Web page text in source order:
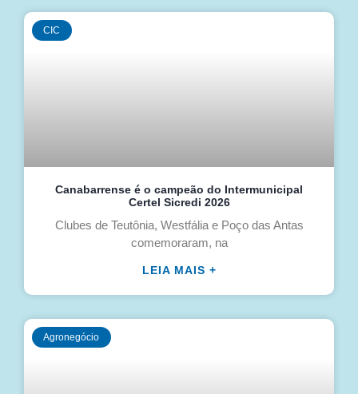
CIC
Canabarrense é o campeão do Intermunicipal
Certel Sicredi 2026
Clubes de Teutônia, Westfália e Poço das Antas
comemoraram, na
LEIA MAIS +
Agronegócio